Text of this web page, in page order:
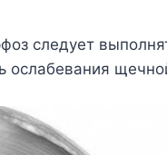
следует
ослабевания